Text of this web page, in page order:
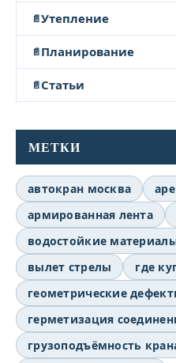
Утепление
Планирование
Статьи
МЕТКИ
автокран москва
армированная лента
водостойкие
вылет стрелы
где
геометрические
герметизация
грузоподъёмность